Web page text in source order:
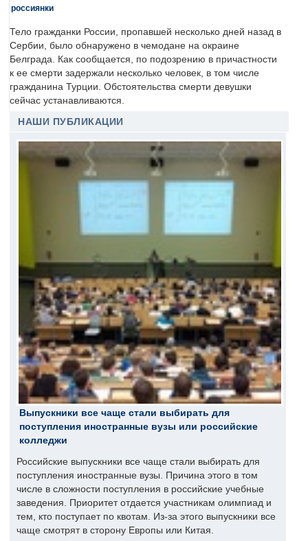
россиянки
Тело гражданки России, пропавшей несколько дней назад в
Сербии, было обнаружено в чемодане на окраине
Белграда. Как сообщается, по подозрению в причастности
к ее смерти задержали несколько человек, в том числе
гражданина Турции. Обстоятельства смерти девушки
сейчас устанавливаются.
НАШИ ПУБЛИКАЦИИ
Выпускники все чаще стали выбирать для
поступления иностранные вузы или российские
колледжи
Российские выпускники все чаще стали выбирать для
поступления иностранные вузы. Причина этого в том
числе в сложности поступления в российские учебные
заведения. Приоритет отдается участникам олимпиад и
тем, кто поступает по квотам. Из-за этого выпускники все
чаще смотрят в сторону Европы или Китая.